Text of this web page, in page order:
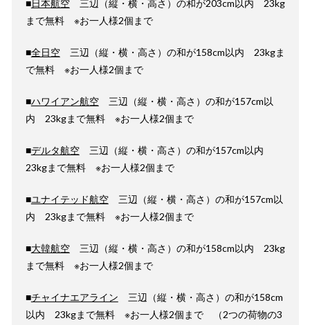
■日本航空三辺（縦・横・高さ）の和が203cm以内 23kg
まで無料 ※お一人様2個まで
■全日空三辺（縦・横・高さ）の和が158cm以内 23kgま
で無料 ※お一人様2個まで
■ハワイアン航空三辺（縦・横・高さ）の和が157cm以
内 23kgまで無料 ※お一人様2個まで
■デルタ航空三辺（縦・横・高さ）の和が157cm以内
23kgまで無料 ※お一人様2個まで
■ユナイテッド航空三辺（縦・横・高さ）の和が157cm以
内 23kgまで無料 ※お一人様2個まで
■大韓航空三辺（縦・横・高さ）の和が158cm以内 23kg
まで無料 ※お一人様2個まで
■チャイナエアライン 三辺（縦・横・高さ）の和が158cm
以内 23kgまで無料 ※お一人様2個まで （2つの荷物の3